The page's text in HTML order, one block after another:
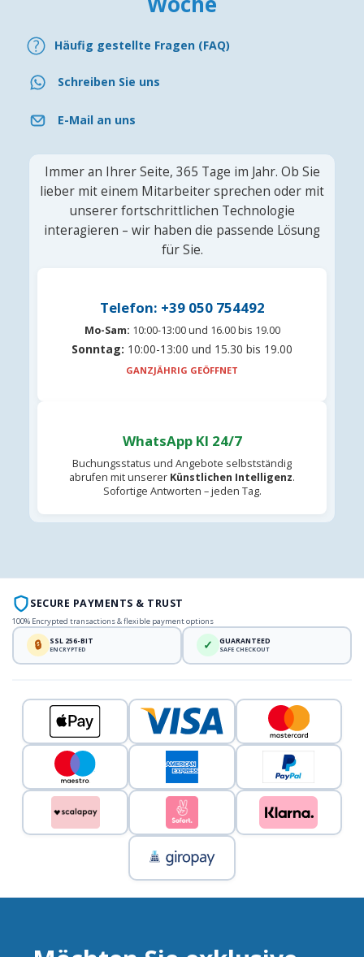
Häufig gestellte Fragen (FAQ)
Schreiben Sie uns
E-Mail an uns
Immer an Ihrer Seite, 365 Tage im Jahr. Ob Sie
lieber mit einem Mitarbeiter sprechen oder mit
unserer fortschrittlichen Technologie
interagieren – wir haben die passende Lösung
für Sie.
Telefon: +39 050 754492
Mo-Sam: 10:00-13:00 und 16.00 bis 19.00
Sonntag: 10:00-13:00 und 15.30 bis 19.00
GANZJÄHRIG GEÖFFNET
WhatsApp KI 24/7
Buchungsstatus und Angebote selbstständig
abrufen mit unserer Künstlichen Intelligenz.
Sofortige Antworten – jeden Tag.
SECURE PAYMENTS & TRUST
100% Encrypted transactions & flexible payment options
🔒 SSL 256-BIT
ENCRYPTED ✓ GUARANTEED
SAFE CHECKOUT